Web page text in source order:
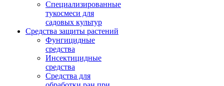
Специализированные
тукосмеси для
садовых культур
Средства защиты растений
Фунгицидные
средства
Инсектицидные
средства
Средства для